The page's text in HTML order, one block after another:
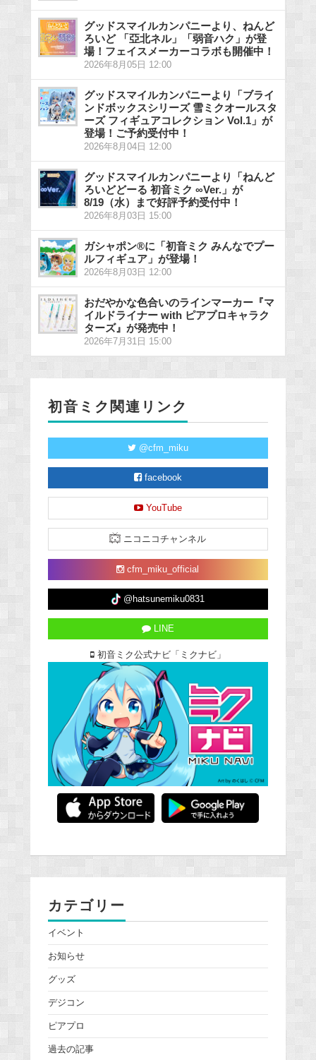
グッドスマイルカンパニーより、ねんど
ろいど 「亞北ネル」「弱音ハク」が登
場！フェイスメーカーコラボも開催中！
2026年8月05日 12:00
グッドスマイルカンパニーより「ブライ
ンドボックスシリーズ 雪ミクオールスタ
ーズ フィギュアコレクション Vol.1」が
登場！ご予約受付中！
2026年8月04日 12:00
グッドスマイルカンパニーより「ねんど
ろいどどーる 初音ミク ∞Ver.」が
8/19（水）まで好評予約受付中！
2026年8月03日 15:00
ガシャポン®に「初音ミク みんなでプー
ルフィギュア」が登場！
2026年8月03日 12:00
おだやかな色合いのラインマーカー『マ
イルドライナー with ピアプロキャラク
ターズ』が発売中！
2026年7月31日 15:00
初音ミク関連リンク
@cfm_miku
facebook
YouTube
ニコニコチャンネル
cfm_miku_official
@hatsunemiku0831
LINE
初音ミク公式ナビ「ミクナビ」
カテゴリー
イベント
お知らせ
グッズ
デジコン
ピアプロ
過去の記事